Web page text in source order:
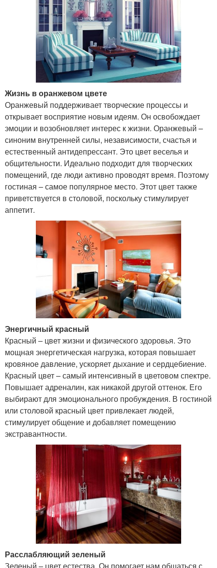
Жизнь в оранжевом цвете
Оранжевый поддерживает творческие процессы и
открывает восприятие новым идеям. Он освобождает
эмоции и возобновляет интерес к жизни. Оранжевый –
синоним внутренней силы, независимости, счастья и
естественный антидепрессант. Это цвет веселья и
общительности. Идеально подходит для творческих
помещений, где люди активно проводят время. Поэтому
гостиная – самое популярное место. Этот цвет также
приветствуется в столовой, поскольку стимулирует
аппетит.
Энергичный красный
Красный – цвет жизни и физического здоровья. Это
мощная энергетическая нагрузка, которая повышает
кровяное давление, ускоряет дыхание и сердцебиение.
Красный цвет – самый интенсивный в цветовом спектре.
Повышает адреналин, как никакой другой оттенок. Его
выбирают для эмоционального пробуждения. В гостиной
или столовой красный цвет привлекает людей,
стимулирует общение и добавляет помещению
экстравантности.
Расслабляющий зеленый
Зеленый – цвет естества. Он помогает нам общаться с